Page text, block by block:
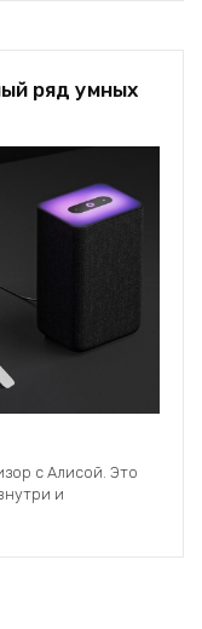
ряд умных
с Алисой. Это
и